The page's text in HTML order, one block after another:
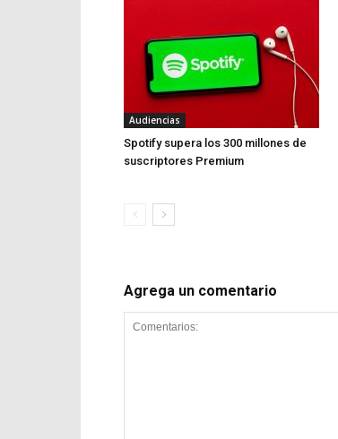
Audiencias
Spotify supera los 300 millones de
suscriptores Premium
Agrega un comentario